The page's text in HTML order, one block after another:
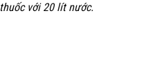
với 20 lít nước.